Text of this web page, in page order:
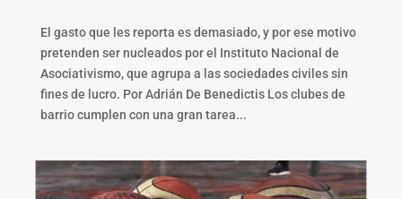
El gasto que les reporta es demasiado, y por ese motivo
pretenden ser nucleados por el Instituto Nacional de
Asociativismo, que agrupa a las sociedades civiles sin
fines de lucro. Por Adrián De Benedictis Los clubes de
barrio cumplen con una gran tarea...